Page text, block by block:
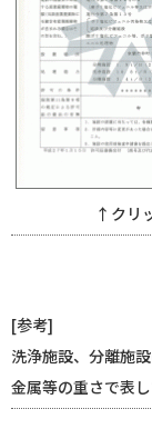
↑クリ
[参考]
洗浄施設、分離施
金属等の重さで表し